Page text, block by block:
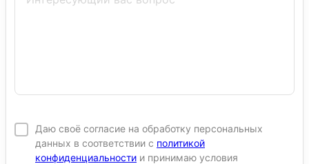
Даю своё согласие на обработку персональных
данных в соответствии с политикой
конфиденциальности и принимаю условия